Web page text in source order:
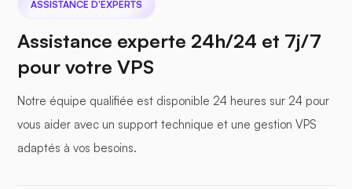
Seafile
Photoprisme
ASSISTANCE D'EXPERTS
Assistance experte 24h/24 et 7j/7
pour votre VPS
Notre équipe qualifiée est disponible 24 heures sur 24 pour
vous aider avec un support technique et une gestion VPS
adaptés à vos besoins.